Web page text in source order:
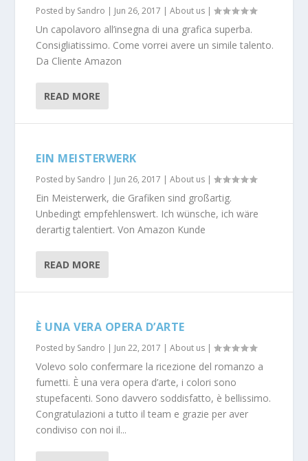
Posted by Sandro | Jun 26, 2017 |About us |
Un capolavoro all’insegna di una grafica superba.
Consigliatissimo. Come vorrei avere un simile talento.
Da Cliente Amazon
READ MORE
EIN MEISTERWERK
Posted by Sandro | Jun 26, 2017 |About us |
Ein Meisterwerk, die Grafiken sind großartig.
Unbedingt empfehlenswert. Ich wünsche, ich wäre
derartig talentiert. Von Amazon Kunde
READ MORE
È UNA VERA OPERA D’ARTE
Posted by Sandro | Jun 22, 2017 |About us |
Volevo solo confermare la ricezione del romanzo a
fumetti. È una vera opera d’arte, i colori sono
stupefacenti. Sono davvero soddisfatto, è bellissimo.
Congratulazioni a tutto il team e grazie per aver
condiviso con noi il...